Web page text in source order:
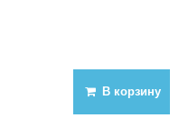
В корзину